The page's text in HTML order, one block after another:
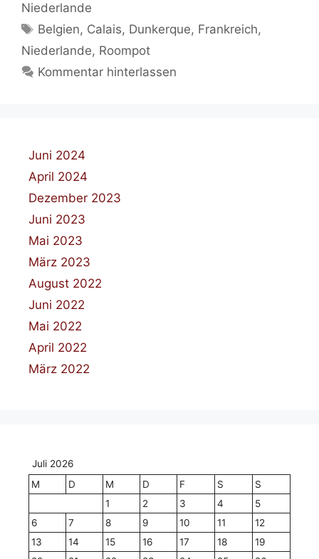
Niederlande
Schlagwörter
Belgien, Calais, Dunkerque, Frankreich,
Niederlande, Roompot
Kommentar hinterlassen
Juni 2024
April 2024
Dezember 2023
Juni 2023
Mai 2023
März 2023
August 2022
Juni 2022
Mai 2022
April 2022
März 2022
Juli 2026
M
D M D F S
S
1
2 3 4
5
6
7 8 9 10 11
12
13
14 15 16 17 18
19